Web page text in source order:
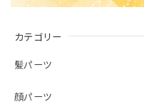
カテゴリー
髪パーツ
顔パーツ